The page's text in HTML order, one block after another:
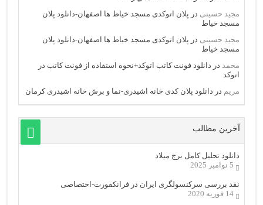
مجید حسینی در پلان اتوکدی مسجد خیاط ها اصفهان-دانلود پلان
مسجد خیاط
مجید حسینی در پلان اتوکدی مسجد خیاط ها اصفهان-دانلود پلان
مسجد خیاط
محمد در دانلود فونت کاتب اتوکد+نحوه استفاده از فونت کاتب در
اتوکد
مریم در دانلود پلان کدی خانه اشیدری-نما و برش خانه اشیدری کرمان
آخرین مطالب
دانلود تحلیل کامل برج میلاد
5 نوامبر 2025
نقد بررسی سرکنسولگری ایران در فرانکفورت-اختصاصی
14 فوریه 2020